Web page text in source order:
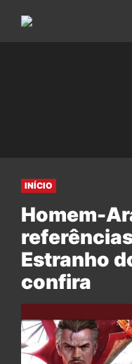
INÍCIO
Homem-
Estranho
confira